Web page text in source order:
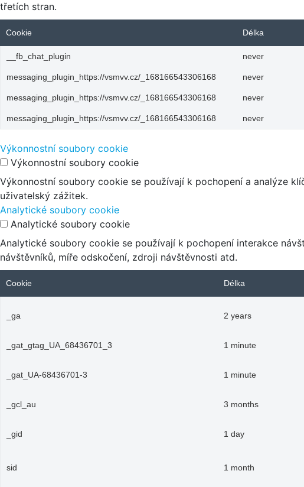
třetích stran.
Cookie Délka
__fb_chat_plugin never
messaging_plugin_https://vsmvv.cz/_168166543306168 never
messaging_plugin_https://vsmvv.cz/_168166543306168 never
messaging_plugin_https://vsmvv.cz/_168166543306168 never
Výkonnostní soubory cookie
Výkonnostní soubory cookie
Výkonnostní soubory cookie se používají k pochopení a analýze
uživatelský zážitek.
Analytické soubory cookie
Analytické soubory cookie
Analytické soubory cookie se používají k pochopení interakce
návštěvníků, míře odskočení, zdroji návštěvnosti atd.
Cookie Délka
_ga 2 years
_gat_gtag_UA_68436701_3 1 minute
_gat_UA-68436701-3 1 minute
_gcl_au 3 months
_gid 1 day
sid 1 month